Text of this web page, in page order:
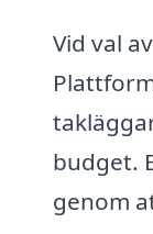
Vid val
budget.
genom